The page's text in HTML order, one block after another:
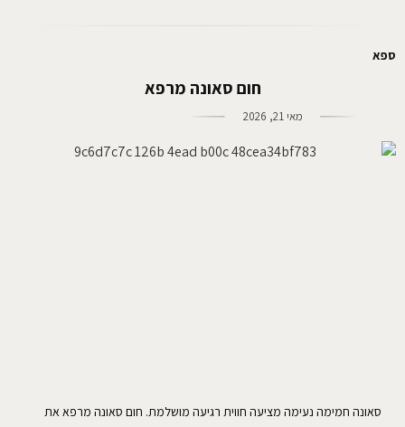
ספא
חום סאונה מרפא
מאי 21, 2026
סאונה חמימה נעימה מציעה חווית רגיעה מושלמת. חום סאונה מרפא את